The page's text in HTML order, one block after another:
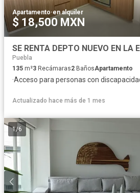
Apartamento·en alquiler
$ 18,500 MXN
Puebla
135 m²3 Recámaras2 BañosApartamento
·Acceso para personas con
Actualizado hace más de 1 mes
1/6